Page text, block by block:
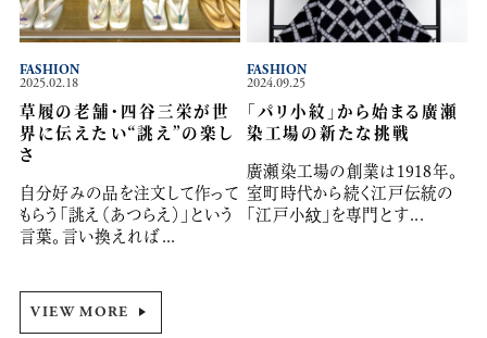
2025.02.18
草履の老舗・四谷三栄が世
界に伝えたい“誂え”の楽し
さ
自分好みの品を注文して作って
もらう「誂え（あつらえ）」という
言葉。言い換えれば...
FASHION
2024.09.25
「パリ小紋」から始まる廣瀬
染工場の新たな挑戦
廣瀬染工場の創業は1918年。
室町時代から続く江戸伝統の
「江戸小紋」を専門とす...
FASHION
VIEW MORE